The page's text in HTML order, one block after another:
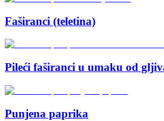
Faširanci (teletina)
Pileći faširanci u umaku od
Punjena paprika